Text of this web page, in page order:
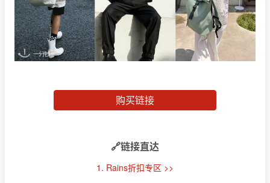
购买链接
🔗链接直达
1. Rains折扣专区 >>